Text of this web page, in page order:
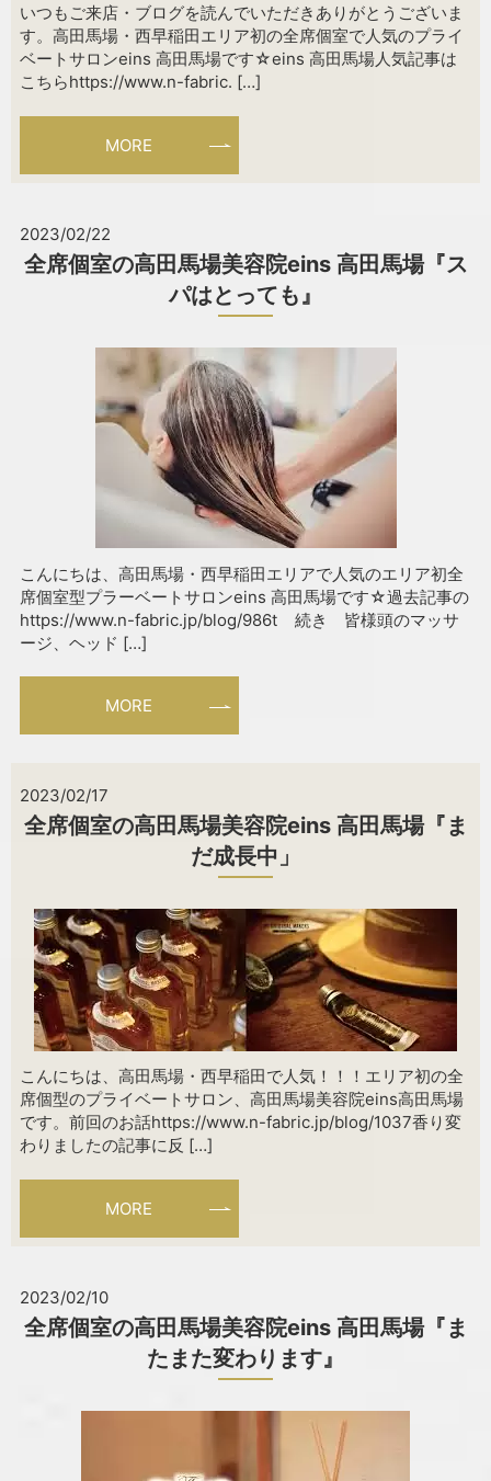
いつもご来店・ブログを読んでいただきありがとうございま
す。高田馬場・西早稲田エリア初の全席個室で人気のプライ
ベートサロンeins 高田馬場です☆eins 高田馬場人気記事は
こちらhttps://www.n-fabric. […]
MORE
2023/02/22
全席個室の高田馬場美容院eins 高田馬場『ス
パはとっても』
こんにちは、高田馬場・西早稲田エリアで人気のエリア初全
席個室型プラーベートサロンeins 高田馬場です☆過去記事の
https://www.n-fabric.jp/blog/986t 続き 皆様頭のマッサ
ージ、ヘッド […]
MORE
2023/02/17
全席個室の高田馬場美容院eins 高田馬場『ま
だ成長中」
こんにちは、高田馬場・西早稲田で人気！！！エリア初の全
席個型のプライベートサロン、高田馬場美容院eins高田馬場
です。前回のお話https://www.n-fabric.jp/blog/1037香り変
わりましたの記事に反 […]
MORE
2023/02/10
全席個室の高田馬場美容院eins 高田馬場『ま
たまた変わります』